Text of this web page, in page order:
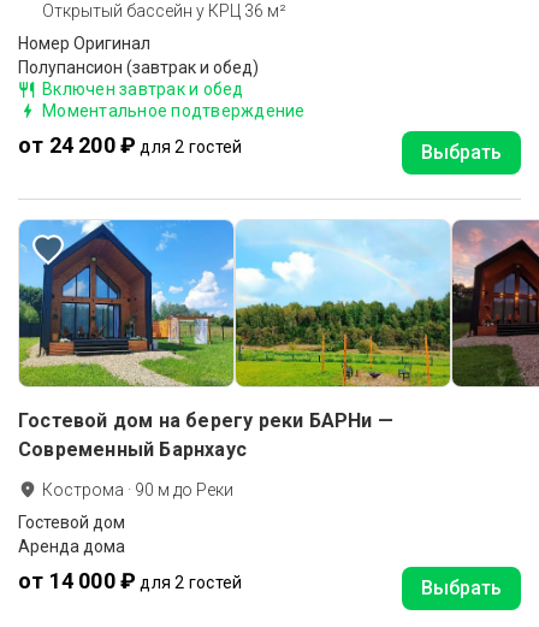
Открытый бассейн у КРЦ 36 м²
Номер Оригинал
Полупансион (завтрак и обед)
Включен завтрак и обед
Моментальное подтверждение
от 24 200 ₽ для 2 гостей Выбрать
Гостевой дом на берегу реки БАРНи —
Современный Барнхаус
Кострома · 90 м до Реки
Гостевой дом
Аренда дома
от 14 000 ₽ для 2 гостей Выбрать